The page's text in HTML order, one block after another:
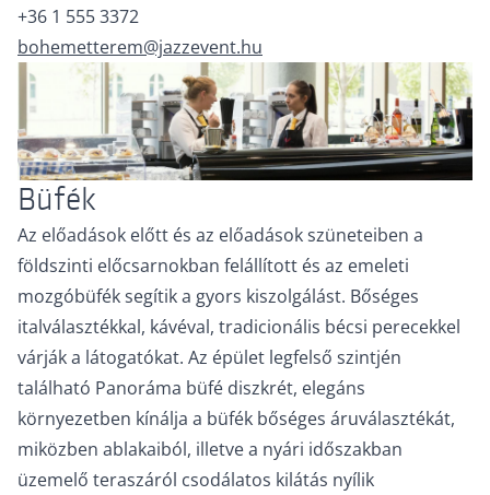
+36 1 555 3372
bohemetterem@jazzevent.hu
Büfék
Az előadások előtt és az előadások szüneteiben a
földszinti előcsarnokban felállított és az emeleti
mozgóbüfék segítik a gyors kiszolgálást. Bőséges
italválasztékkal, kávéval, tradicionális bécsi perecekkel
várják a látogatókat. Az épület legfelső szintjén
található Panoráma büfé diszkrét, elegáns
környezetben kínálja a büfék bőséges áruválasztékát,
miközben ablakaiból, illetve a nyári időszakban
üzemelő teraszáról csodálatos kilátás nyílik